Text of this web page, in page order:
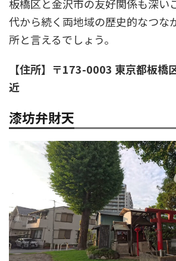
板橋区と金沢市の友好関係も深い
代から続く両地域の歴史的なつな
所と言えるでしょう。
【住所】〒173-0003 東京都板橋
近
漆坊弁財天